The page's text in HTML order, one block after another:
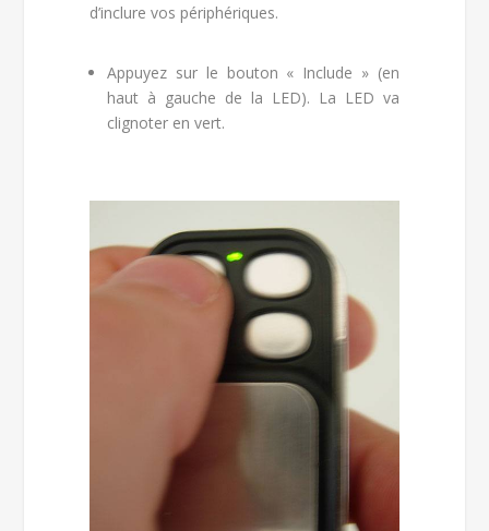
d’inclure vos périphériques.
Appuyez sur le bouton « Include » (en
haut à gauche de la LED). La LED va
clignoter en vert.